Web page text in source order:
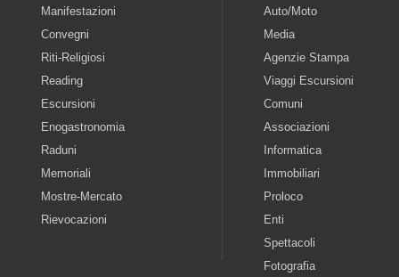
Manifestazioni
Convegni
Riti-Religiosi
Reading
Escursioni
Enogastronomia
Raduni
Memoriali
Mostre-Mercato
Rievocazioni
Auto/Moto
Media
Agenzie Stampa
Viaggi Escursioni
Comuni
Associazioni
Informatica
Immobiliari
Proloco
Enti
Spettacoli
Fotografia